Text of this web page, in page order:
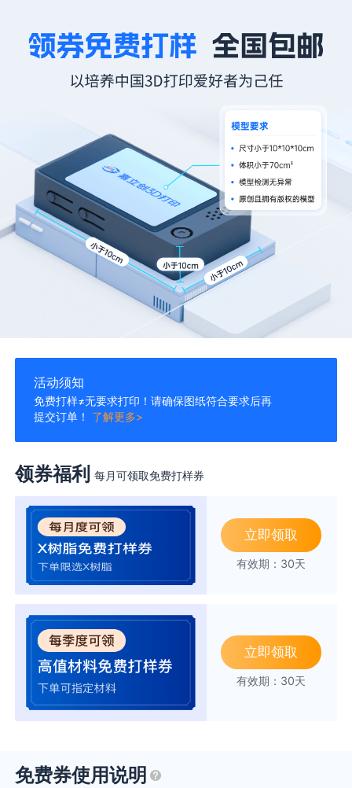
活动须知
免费打样≠无要求打印！请确保图纸符合要求后再
提交订单！ 了解更多>
领券福利 每月可领取免费打样券
立即领取
有效期：30天
立即领取
有效期：30天
免费券使用说明